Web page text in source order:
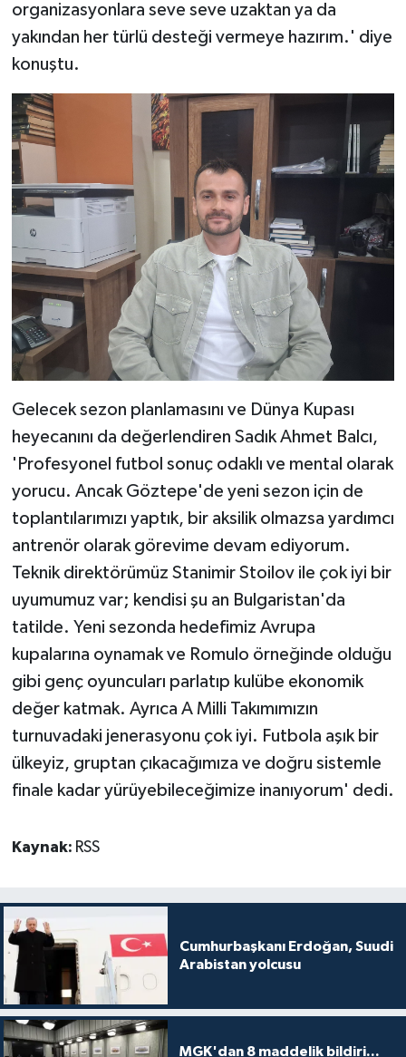
organizasyonlara seve seve uzaktan ya da
yakından her türlü desteği vermeye hazırım.' diye
konuştu.
Gelecek sezon planlamasını ve Dünya Kupası
heyecanını da değerlendiren Sadık Ahmet Balcı,
'Profesyonel futbol sonuç odaklı ve mental olarak
yorucu. Ancak Göztepe'de yeni sezon için de
toplantılarımızı yaptık, bir aksilik olmazsa yardımcı
antrenör olarak görevime devam ediyorum.
Teknik direktörümüz Stanimir Stoilov ile çok iyi bir
uyumumuz var; kendisi şu an Bulgaristan'da
tatilde. Yeni sezonda hedefimiz Avrupa
kupalarına oynamak ve Romulo örneğinde olduğu
gibi genç oyuncuları parlatıp kulübe ekonomik
değer katmak. Ayrıca A Milli Takımımızın
turnuvadaki jenerasyonu çok iyi. Futbola aşık bir
ülkeyiz, gruptan çıkacağımıza ve doğru sistemle
finale kadar yürüyebileceğimize inanıyorum' dedi.
Kaynak: RSS
Cumhurbaşkanı Erdoğan, Suudi
Arabistan yolcusu
MGK'dan 8 maddelik bildiri...